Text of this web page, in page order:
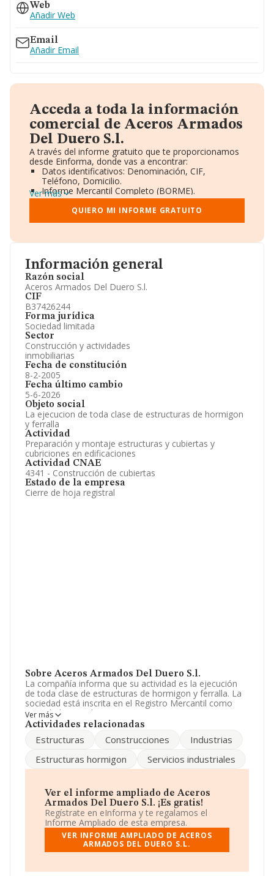
Información general
Razón social
Aceros Armados Del Duero S.l.
CIF
B37426244
Forma jurídica
Sociedad limitada
Sector
Construcción y actividades
inmobiliarias
Fecha de constitución
8-2-2005
Fecha último cambio
5-6-2026
Objeto social
La ejecucion de toda clase de estructuras de hormigon
y ferralla
Actividad
Preparación y montaje estructuras y cubiertas y
cubriciones en edificaciones
Actividad CNAE
4341 - Construcción de cubiertas
Estado de la empresa
Cierre de hoja registral
Sobre Aceros Armados Del Duero S.l.
La compañía informa que su actividad es la ejecución
de toda clase de estructuras de hormigon y ferralla. La
sociedad está inscrita en el Registro Mercantil como
Sociedad Limitada. Tiene CNAE: 4341 - '%cnae%'. No
realiza actividad de importación y/o exportación.
La sociedadAceros Armados del Duero S.L, NIF
1 En 1, (37005), Salamanca, Castilla-león.
hasta 5.437 empresas, en el ámbito nacional la
facturación alcanza la cifra de 858 millones de euros y el
promedio de la facturación de ventas entre todas las
compañías asciende a los 157 mil euros. Teniendo en
cuenta la información sobre Salamanca, en la base de
datos INFORMA constan 31 empresas, cuyas ventas
han obtenido los 13 millones de euros. Por último, con
empresa, la media de empleados es de 1. La antigüedad
Ver más
Actividades relacionadas
Estructuras Construcciones
Industrias
Estructuras hormigon
Servicios industriales
Ver el informe ampliado de Aceros
Armados Del Duero S.l. ¡Es gratis!
Regístrate en eInforma y te regalamos el
Informe Ampliado de esta empresa.
VER INFORME AMPLIADO DE ACEROS
ARMADOS DEL DUERO S.L.
Web
Añadir Web
Email
Añadir Email
Acceda a toda la información
comercial de Aceros Armados
Del Duero S.l.
A través del informe gratuito que te proporcionamos
desde Einforma, donde vas a encontrar:
Datos identificativos: Denominación, CIF,
Teléfono, Domicilio.
Informe Mercantil Completo (BORME).
Gráficos de Evolución Ventas y Empleados.
Consejo de Administración y Administradores.
Directivos y Ejecutivos.
Información oficial y registral complementaria.
Ver más
QUIERO MI INFORME GRATUITO